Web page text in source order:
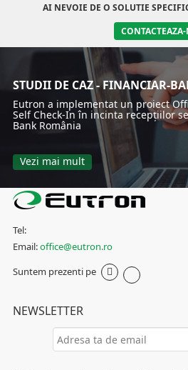
AI NEVOIE DE O SOLUTIE
CONTACTEAZA-
STUDII DE CAZ - FINANCIAR-
Eutron a implementat un proiect
Self Check-In în incinta recepțiilor
Bank România
Vezi mai mult
Tel:
Email:office@eutron.ro
Suntem prezenti pe
NEWSLETTER